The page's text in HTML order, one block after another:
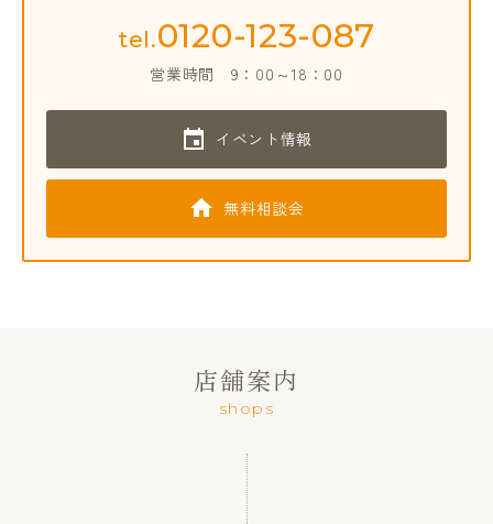
tel.0120-123-087
営業時間 9：00～18：00
イベント情報
無料相談会
店舗案内
shops